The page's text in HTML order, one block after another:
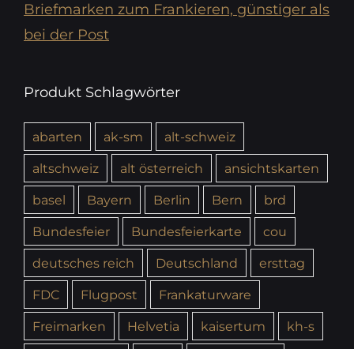
Briefmarken zum Frankieren, günstiger als
bei der Post
Produkt Schlagwörter
abarten ak-sm
alt-schweiz
altschweiz
alt österreich
ansichtskarten
basel
Bayern Berlin Bern
brd
Bundesfeier
Bundesfeierkarte
cou
deutsches reich
Deutschland
ersttag
FDC
Flugpost
Frankaturware
Freimarken
Helvetia kaisertum
kh-s